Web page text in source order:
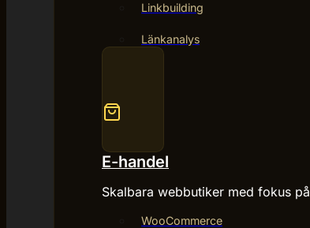
Linkbuilding
Länkanalys
E-handel
Skalbara webbutiker med fokus
WooCommerce